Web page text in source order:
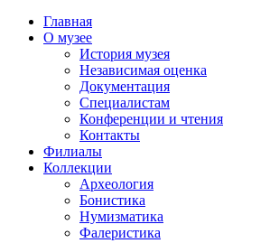
Главная
О музее
История музея
Независимая оценка
Документация
Специалистам
Конференции и чтения
Контакты
Филиалы
Коллекции
Археология
Бонистика
Нумизматика
Фалеристика